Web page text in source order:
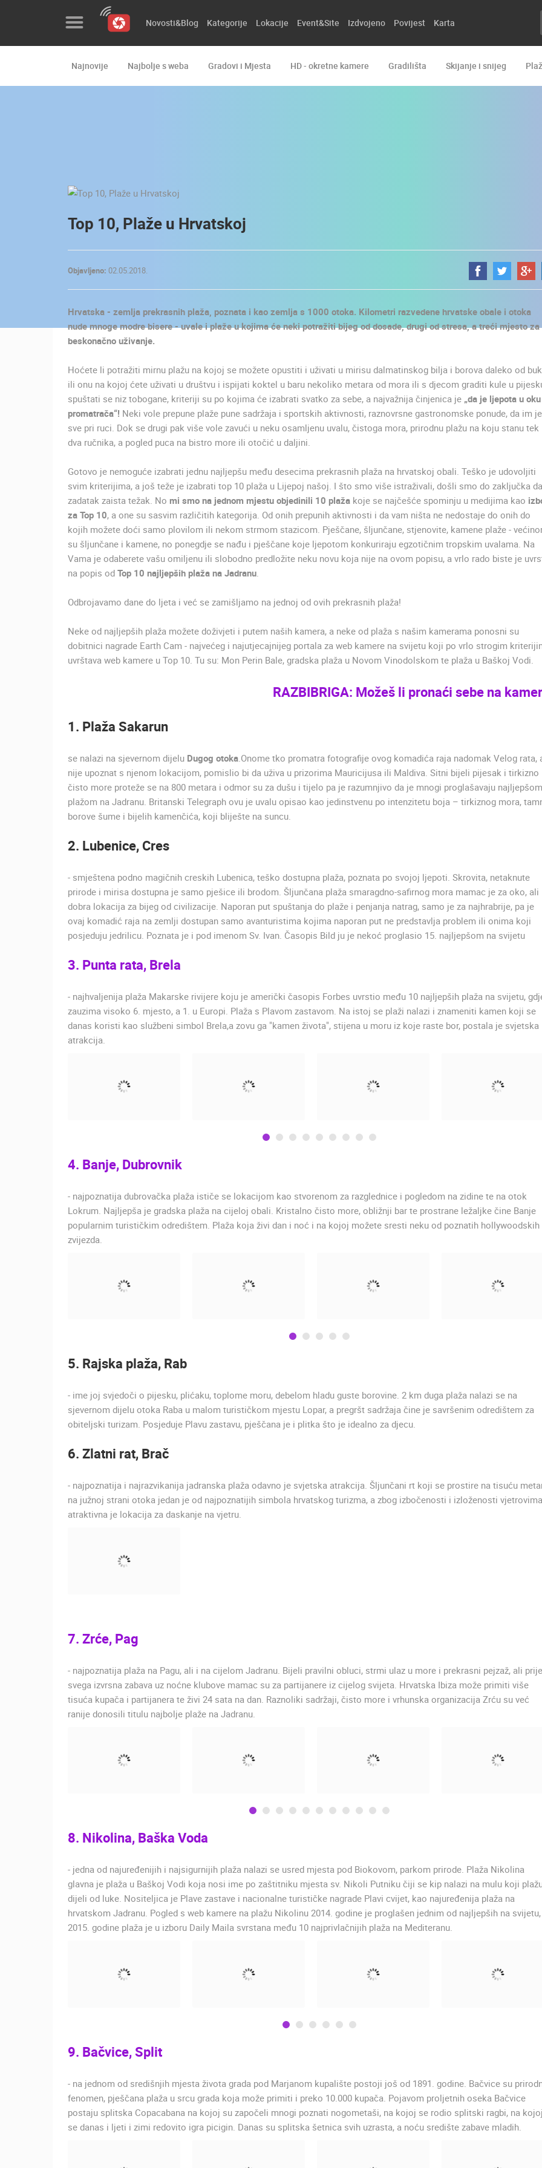
Izdvojeno
MEDIJI O
NAMA,
PRIZNANJA
DONACIJE
ZA NOVE
WEB
KAMERE
USE
PRIVACY
BANERI
Novosti&Blog Kategorije Lokacije Event&Site Izdvojeno Povijest Karta
Najnovije Najbolje s weba Gradovi i Mjesta HD - okretne kamere Gradilišta Skijanje i snijeg
NAJNOVIJE KAMERE
UŽIVO 0 GLEDATELJ(A)
SUTIVAN, OTOK BRAČ PANORAMSKA
OKRETNA KAMERA
SUTIVAN
UŽIVO 0 GLEDATELJ(A)
MRKOPALJ SKIJALIŠTE ČELIMBAŠA
UŽIVO 0 GLEDATELJ(A)
RAKOVICA OKRETNA KAMERA
KATEGORIJE KAMERA
SVJETSKA BAŠTINA SPORT
Top 10, Plaže u Hrvatskoj
Objavljeno: 02.05.2018.
Hrvatska - zemlja prekrasnih plaža, poznata i kao zemlja s 1000 otoka. Kilometri razvedene hrvatske obale i otoka
nude mnoge modre bisere - uvale i plaže u kojima će neki potražiti bijeg od dosade, drugi od stresa, a treći mjesto za
beskonačno uživanje.
Hoćete li potražiti mirnu plažu na kojoj se možete opustiti i uživati u mirisu dalmatinskog bilja i borova daleko od
ili onu na kojoj ćete uživati u društvu i ispijati koktel u baru nekoliko metara od mora ili s djecom graditi kule u
spuštati se niz tobogane, kriteriji su po kojima će izabrati svatko za sebe, a najvažnija činjenica je „da je ljepota u oku
promatrača“! Neki vole prepune plaže pune sadržaja i sportskih aktivnosti, raznovrsne gastronomske ponude, da im je
sve pri ruci. Dok se drugi pak više vole zavući u neku osamljenu uvalu, čistoga mora, prirodnu plažu na koju stanu tek
dva ručnika, a pogled puca na bistro more ili otočić u daljini.
Gotovo je nemoguće izabrati jednu najljepšu među desecima prekrasnih plaža na hrvatskoj obali. Teško je udovoljiti
svim kriterijima, a još teže je izabrati top 10 plaža u Lijepoj našoj. I što smo više istraživali, došli smo do zaključka
zadatak zaista težak. No mi smo na jednom mjestu objedinili 10 plaža koje se najčešće spominju u medijima kao
za Top 10, a one su sasvim različitih kategorija. Od onih prepunih aktivnosti i da vam ništa ne nedostaje do onih do
kojih možete doći samo plovilom ili nekom strmom stazicom. Pješčane, šljunčane, stjenovite, kamene plaže -
su šljunčane i kamene, no ponegdje se nađu i pješčane koje ljepotom konkuriraju egzotičnim tropskim uvalama. Na
Vama je odaberete vašu omiljenu ili slobodno predložite neku novu koja nije na ovom popisu, a vrlo rado biste je
na popis od Top 10 najljepših plaža na Jadranu.
Odbrojavamo dane do ljeta i već se zamišljamo na jednoj od ovih prekrasnih plaža!
Neke od najljepših plaža možete doživjeti i putem naših kamera, a neke od plaža s našim kamerama ponosni su
dobitnici nagrade Earth Cam - najvećeg i najutjecajnijeg portala za web kamere na svijetu koji po vrlo strogim
uvrštava web kamere u Top 10. Tu su: Mon Perin Bale, gradska plaža u Novom Vinodolskom te plaža u Baškoj Vodi.
RAZBIBRIGA: Možeš li pronaći sebe na
1. Plaža Sakarun
se nalazi na sjevernom dijelu Dugog otoka.Onome tko promatra fotografije ovog komadića raja nadomak Velog rata,
nije upoznat s njenom lokacijom, pomislio bi da uživa u prizorima Mauricijusa ili Maldiva. Sitni bijeli pijesak i tirkizno
čisto more proteže se na 800 metara i odmor su za dušu i tijelo pa je razumnjivo da je mnogi proglašavaju najljepšom
plažom na Jadranu. Britanski Telegraph ovu je uvalu opisao kao jedinstvenu po intenzitetu boja – tirkiznog mora,
borove šume i bijelih kamenčića, koji bliješte na suncu.
2. Lubenice, Cres
- smještena podno magičnih creskih Lubenica, teško dostupna plaža, poznata po svojoj ljepoti. Skrovita, netaknute
prirode i mirisa dostupna je samo pješice ili brodom. Šljunčana plaža smaragdno-safirnog mora mamac je za oko, ali
dobra lokacija za bijeg od civilizacije. Naporan put spuštanja do plaže i penjanja natrag, samo je za najhrabrije, pa je
ovaj komadić raja na zemlji dostupan samo avanturistima kojima naporan put ne predstavlja problem ili onima koji
posjeduju jedrilicu. Poznata je i pod imenom Sv. Ivan. Časopis Bild ju je nekoć proglasio 15. najljepšom na svijetu
3. Punta rata, Brela
- najhvaljenija plaža Makarske rivijere koju je američki časopis Forbes uvrstio među 10 najljepših plaža na svijetu,
zauzima visoko 6. mjesto, a 1. u Europi. Plaža s Plavom zastavom. Na istoj se plaži nalazi i znameniti kamen koji se
danas koristi kao službeni simbol Brela,a zovu ga "kamen života", stijena u moru iz koje raste bor, postala je svjetska
atrakcija.
4. Banje, Dubrovnik
- najpoznatija dubrovačka plaža ističe se lokacijom kao stvorenom za razglednice i pogledom na zidine te na otok
Lokrum. Najljepša je gradska plaža na cijeloj obali. Kristalno čisto more, obližnji bar te prostrane ležaljke čine Banje
popularnim turističkim odredištem. Plaža koja živi dan i noć i na kojoj možete sresti neku od poznatih hollywoodskih
zvijezda.
5. Rajska plaža, Rab
- ime joj svjedoči o pijesku, plićaku, toplome moru, debelom hladu guste borovine. 2 km duga plaža nalazi se na
sjevernom dijelu otoka Raba u malom turističkom mjestu Lopar, a pregršt sadržaja čine je savršenim odredištem za
obiteljski turizam. Posjeduje Plavu zastavu, pješčana je i plitka što je idealno za djecu.
6. Zlatni rat, Brač
- najpoznatija i najrazvikanija jadranska plaža odavno je svjetska atrakcija. Šljunčani rt koji se prostire na tisuću
na južnoj strani otoka jedan je od najpoznatijih simbola hrvatskog turizma, a zbog izbočenosti i izloženosti
atraktivna je lokacija za daskanje na vjetru.
7. Zrće, Pag
- najpoznatija plaža na Pagu, ali i na cijelom Jadranu. Bijeli pravilni obluci, strmi ulaz u more i prekrasni pejzaž, ali prije
svega izvrsna zabava uz noćne klubove mamac su za partijanere iz cijelog svijeta. Hrvatska Ibiza može primiti više
tisuća kupača i partijanera te živi 24 sata na dan. Raznoliki sadržaji, čisto more i vrhunska organizacija Zrću su već
ranije donosili titulu najbolje plaže na Jadranu.
8. Nikolina, Baška Voda
- jedna od najuređenijih i najsigurnijih plaža nalazi se usred mjesta pod Biokovom, parkom prirode. Plaža Nikolina
glavna je plaža u Baškoj Vodi koja nosi ime po zaštitniku mjesta sv. Nikoli Putniku čiji se kip nalazi na mulu koji
dijeli od luke. Nositeljica je Plave zastave i nacionalne turističke nagrade Plavi cvijet, kao najuređenija plaža na
hrvatskom Jadranu. Pogled s web kamere na plažu Nikolinu 2014. godine je proglašen jednim od najljepših na
2015. godine plaža je u izboru Daily Maila svrstana među 10 najprivlačnijih plaža na Mediteranu.
9. Bačvice, Split
- na jednom od središnjih mjesta života grada pod Marjanom kupalište postoji još od 1891. godine. Bačvice su
fenomen, pješčana plaža u srcu grada koja može primiti i preko 10.000 kupača. Pojavom proljetnih oseka Bačvice
postaju splitska Copacabana na kojoj su započeli mnogi poznati nogometaši, na kojoj se rodio splitski ragbi, na
se danas i ljeti i zimi redovito igra picigin. Danas su splitska šetnica svih uzrasta, a noću središte zabave mladih.